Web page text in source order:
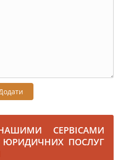
СЕРВІСАМИ
ПОСЛУГ